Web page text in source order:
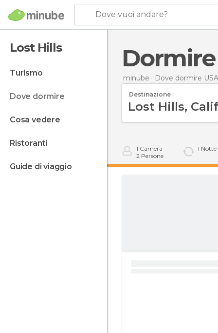
Dove vuoi andare?
Lost Hills
turismo
dove dormire
cosa vedere
ristoranti
guide di viaggio
minube Dove dormire USA
Destinazione
1 Camera
2 Persone
1 Notte